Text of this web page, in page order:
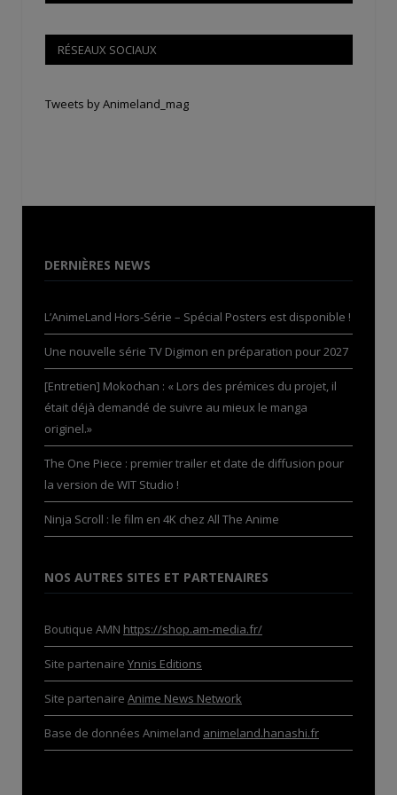
RÉSEAUX SOCIAUX
Tweets by Animeland_mag
DERNIÈRES NEWS
L’AnimeLand Hors-Série – Spécial Posters est disponible !
Une nouvelle série TV Digimon en préparation pour 2027
[Entretien] Mokochan : « Lors des prémices du projet, il
était déjà demandé de suivre au mieux le manga
originel.»
The One Piece : premier trailer et date de diffusion pour
la version de WIT Studio !
Ninja Scroll : le film en 4K chez All The Anime
NOS AUTRES SITES ET PARTENAIRES
Boutique AMN https://shop.am-media.fr/
Site partenaire Ynnis Editions
Site partenaire Anime News Network
Base de données Animeland animeland.hanashi.fr